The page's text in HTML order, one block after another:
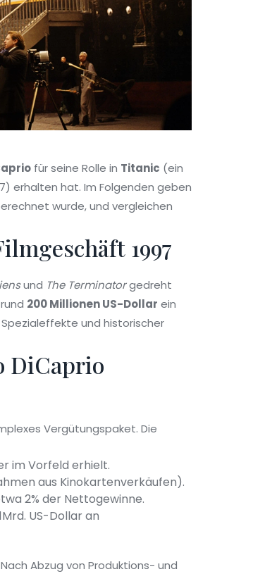
für seine Rolle in Titanic (ein
) erhalten hat. Im Folgenden geben
wurde, und vergleichen
1997
und The Terminatorgedreht
200 Millionen US-Dollar ein
und historischer
DiCaprio
Vergütungspaket. Die
im Vorfeld erhielt.
aus Kinokartenverkäufen).
2% der Nettogewinne.
US-Dollar an
Abzug von Produktions- und